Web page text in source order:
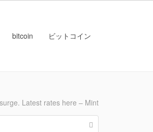
bitcoin ビットコイン
Latest rates here – Mint